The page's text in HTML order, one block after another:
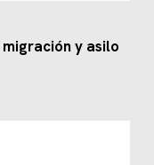
y asilo